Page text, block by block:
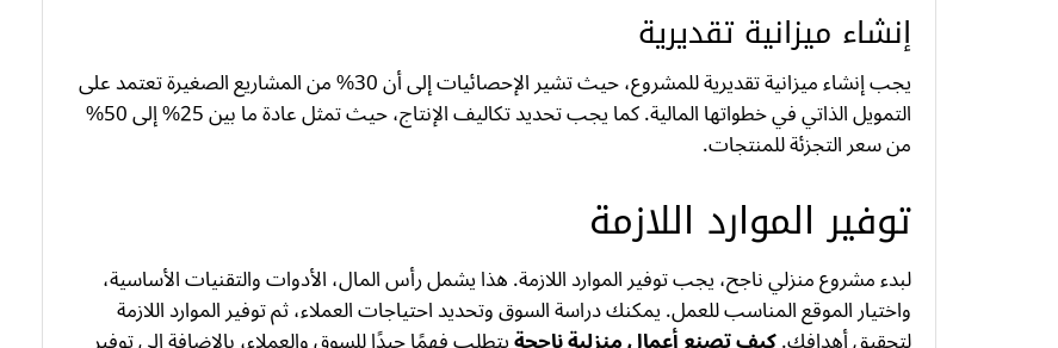
إنشاء ميزانية تقديرية
يجب إنشاء ميزانية تقديرية للمشروع، حيث تشير الإحصائيات إلى أن 30% من المشاريع الصغيرة تعتمد على
التمويل الذاتي في خطواتها المالية. كما يجب تحديد تكاليف الإنتاج، حيث تمثل عادة ما بين 25% إلى 50%
من سعر التجزئة للمنتجات.
توفير الموارد اللازمة
لبدء مشروع منزلي ناجح، يجب توفير الموارد اللازمة. هذا يشمل رأس المال، الأدوات والتقنيات الأساسية،
واختيار الموقع المناسب للعمل. يمكنك دراسة السوق وتحديد احتياجات العملاء، ثم توفير الموارد اللازمة